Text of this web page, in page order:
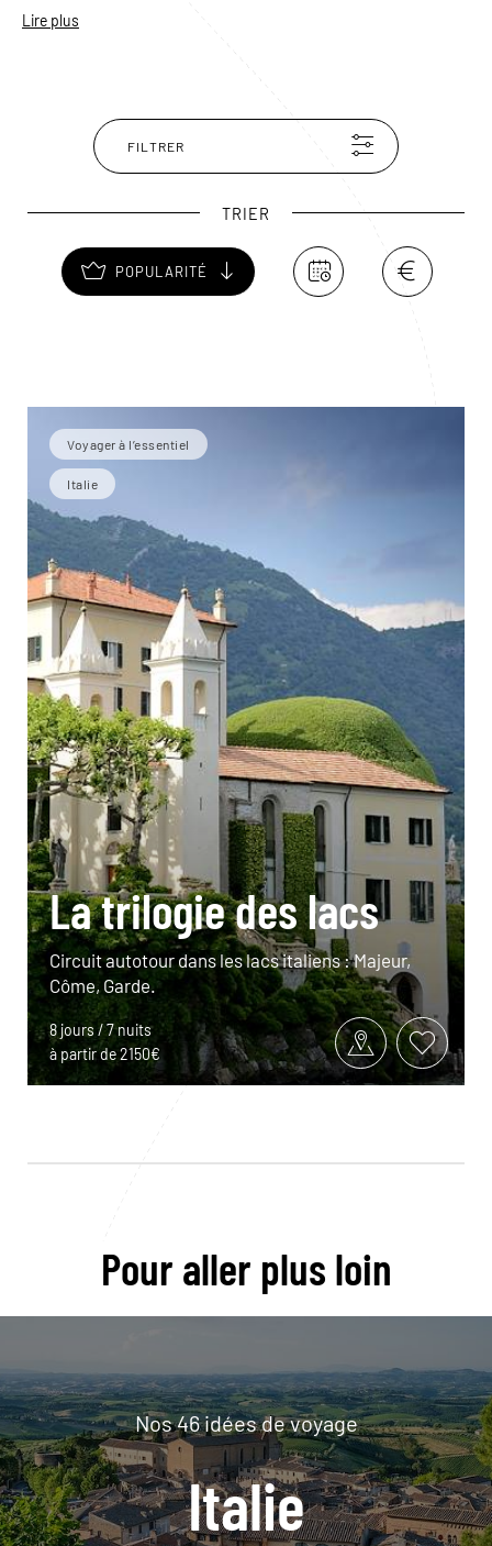
Remigio, contiguë aux jardins de la Villa Taranto et
après J.-C., témoignant de la fondation de la cité. Le
Palazzo di Città avec son portique reposant sur 32
piliers de granit rose venant de Baveno et le Palazzo
Paysage méritent également le détour.
Lire plus
FILTRER
TRIER
POPULARITÉ
Voyager à l’essentiel
Italie
La trilogie des lacs
Circuit autotour dans les lacs italiens : Majeur,
Côme, Garde.
8 jours / 7 nuits
à partir de 2150€
Pour aller plus loin
Nos 46 idées de voyage
Italie